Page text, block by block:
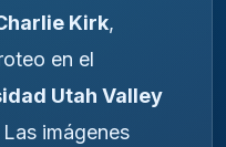
Kirk,
en el
Utah Valley
imágenes